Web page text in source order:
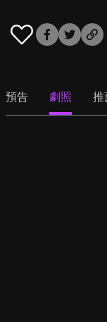
預告 劇照 推